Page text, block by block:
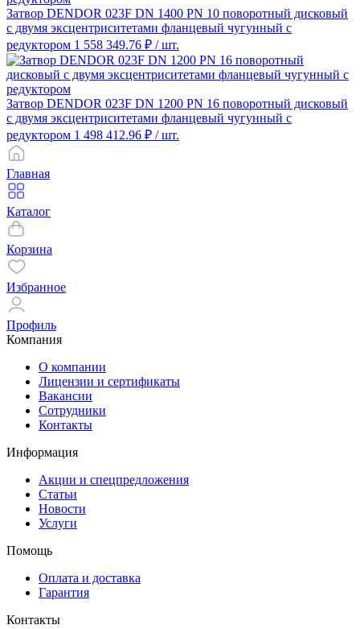
Затвор DENDOR 023F DN 1400 PN 10 поворотный дисковый
c двумя эксцентриситетами фланцевый чугунный с
редуктором 1 558 349.76 ₽ / шт.
Затвор DENDOR 023F DN 1200 PN 16 поворотный дисковый
c двумя эксцентриситетами фланцевый чугунный с
редуктором 1 498 412.96 ₽ / шт.
Главная
Каталог
Корзина
Избранное
Профиль
Компания
О компании
Лицензии и сертификаты
Вакансии
Сотрудники
Контакты
Информация
Акции и спецпредложения
Статьи
Новости
Услуги
Помощь
Оплата и доставка
Гарантия
Контакты